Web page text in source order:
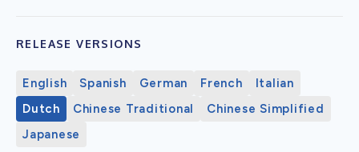
RELEASE VERSIONS
English Spanish German French
Italian
Dutch
Chinese Traditional
Chinese Simplified
Japanese